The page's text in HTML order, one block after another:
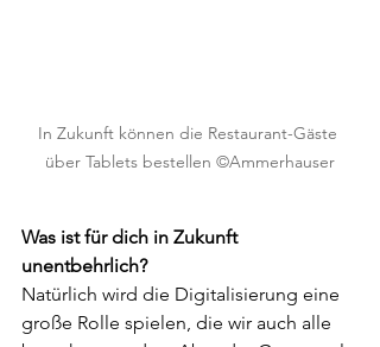
In Zukunft können die Restaurant-Gäste
über Tablets bestellen ©Ammerhauser
Was ist für dich in Zukunft
unentbehrlich?
Natürlich wird die Digitalisierung eine
große Rolle spielen, die wir auch alle